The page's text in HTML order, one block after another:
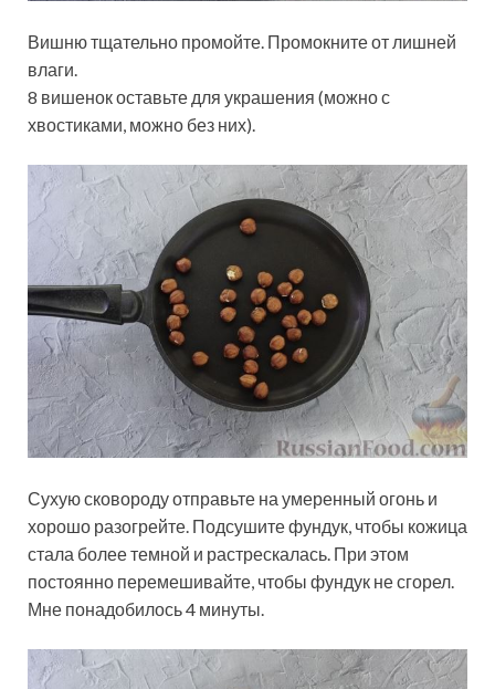
Вишню тщательно промойте. Промокните от лишней
влаги.
8 вишенок оставьте для украшения (можно с
хвостиками, можно без них).
Сухую сковороду отправьте на умеренный огонь и
хорошо разогрейте. Подсушите фундук, чтобы кожица
стала более темной и растрескалась. При этом
постоянно перемешивайте, чтобы фундук не сгорел.
Мне понадобилось 4 минуты.